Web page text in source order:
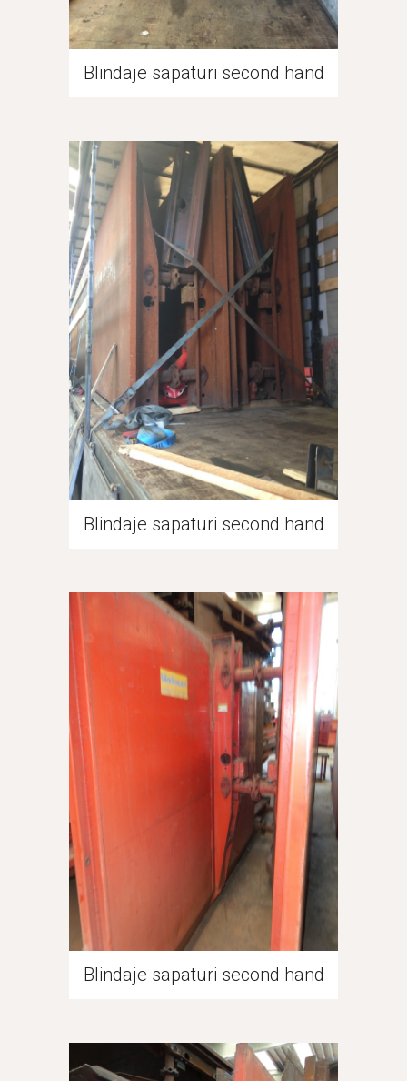
Blindaje sapaturi second hand
Blindaje sapaturi second hand
Blindaje sapaturi second hand